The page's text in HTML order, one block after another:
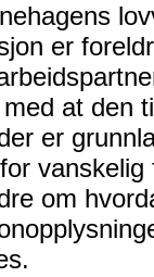
er
at den
er
om